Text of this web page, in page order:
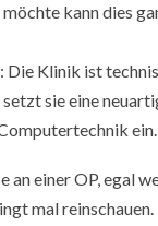
möchte kann dies
Die Klinik ist
setzt sie eine
ein.
an einer OP, egal
mal